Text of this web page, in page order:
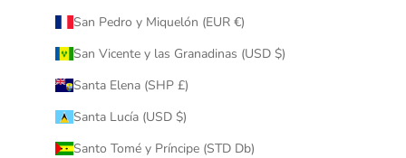
San Pedro y Miquelón (EUR €)
San Vicente y las Granadinas (USD $)
Santa Elena (SHP £)
Santa Lucía (USD $)
Santo Tomé y Príncipe (STD Db)